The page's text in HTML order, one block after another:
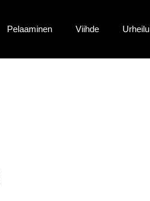
Pelaaminen Viihde Urheilu